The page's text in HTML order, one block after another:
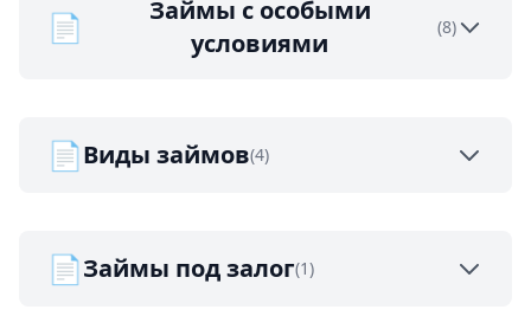
📄
Займы с особыми
условиями
(8)
📄Виды займов(4)
📄Займы под залог(1)